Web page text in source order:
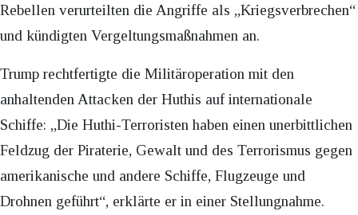
Rebellen verurteilten die Angriffe als „Kriegsverbrechen“
und kündigten Vergeltungsmaßnahmen an.
Trump rechtfertigte die Militäroperation mit den
anhaltenden Attacken der Huthis auf internationale
Schiffe: „Die Huthi-Terroristen haben einen unerbittlichen
Feldzug der Piraterie, Gewalt und des Terrorismus gegen
amerikanische und andere Schiffe, Flugzeuge und
Drohnen geführt“, erklärte er in einer Stellungnahme.